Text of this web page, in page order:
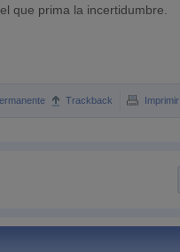
que prima la incertidumbre.
Trackback Imprimir